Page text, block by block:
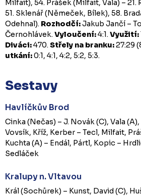
Milfait), 54. Prášek (Milfait, Vala) –
51. Sklenář (Němeček, Bílek), 58.
Odehnal). Rozhodčí:Jakub Jančí –
Černohlávek.Vyloučení:4:1.Využití:
Diváci:470.Střely na branku:27:29
utkání:0:1, 4:1, 4:2, 5:2, 5:3.
Sestavy
Havlíčkův Brod
Cinka (Nečas) – J. Novák (C), Vala
Vovsík, Kříž, Kerber – Tecl, Milfait,
Kuchta (A) – Endál, Pártl, Kopic –
Sedláček
Kralupy n. Vltavou
Král (Sochůrek) – Kunst, David (C),